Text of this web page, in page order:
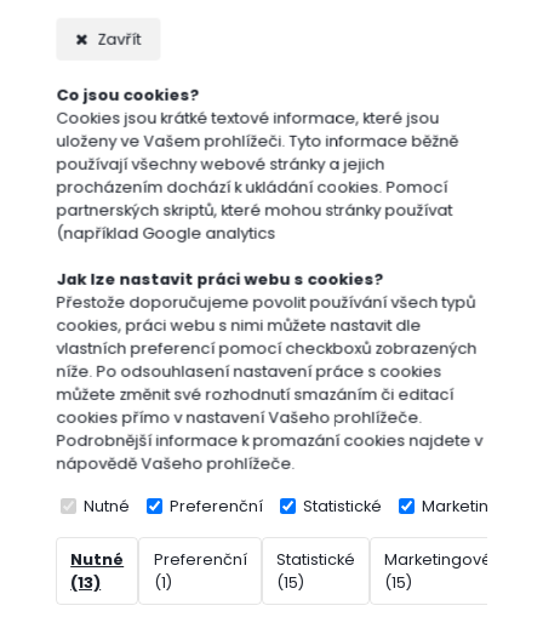
Zavřít
Co jsou cookies?
Cookies jsou krátké textové informace, které jsou
uloženy ve Vašem prohlížeči. Tyto informace běžně
používají všechny webové stránky a jejich
procházením dochází k ukládání cookies. Pomocí
partnerských skriptů, které mohou stránky používat
(například Google analytics
Jak lze nastavit práci webu s cookies?
Přestože doporučujeme povolit používání všech typů
cookies, práci webu s nimi můžete nastavit dle
vlastních preferencí pomocí checkboxů zobrazených
níže. Po odsouhlasení nastavení práce s cookies
můžete změnit své rozhodnutí smazáním či editací
cookies přímo v nastavení Vašeho prohlížeče.
Podrobnější informace k promazání cookies najdete v
nápovědě Vašeho prohlížeče.
Nutné Preferenční Statistické Marketingové
Nutné
(13)
Preferenční
(1)
Statistické
(15)
Marketingové
(15)
Rozmetadla
a
sečky
Postřikovače